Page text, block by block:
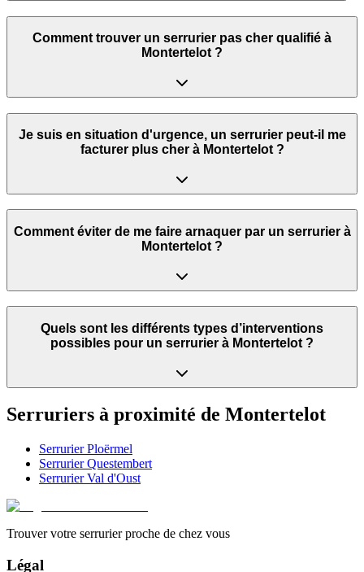
Comment trouver un serrurier pas cher qualifié à
Montertelot ?
Je suis en situation d'urgence, un serrurier peut‑il me
facturer plus cher à Montertelot ?
Comment éviter de me faire arnaquer par un serrurier à
Montertelot ?
Quels sont les différents types d’interventions
possibles pour un serrurier à Montertelot ?
Serruriers à proximité de Montertelot
SerrurierPloërmel
SerrurierQuestembert
SerrurierVal d'Oust
Trouver votre serrurier proche de chez vous
Légal